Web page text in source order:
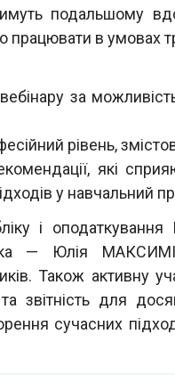
подальшому
працювати в умовах
за
рівень,
які
у навчальний
і оподаткування
— Юлія
Також активну
звітність для
сучасних